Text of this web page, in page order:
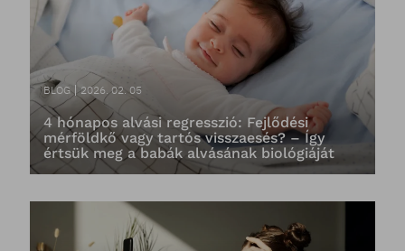
BLOG 2026. 02. 05
4 hónapos alvási regresszió: Fejlődési
mérföldkő vagy tartós visszaesés? – Így
értsük meg a babák alvásának biológiáját